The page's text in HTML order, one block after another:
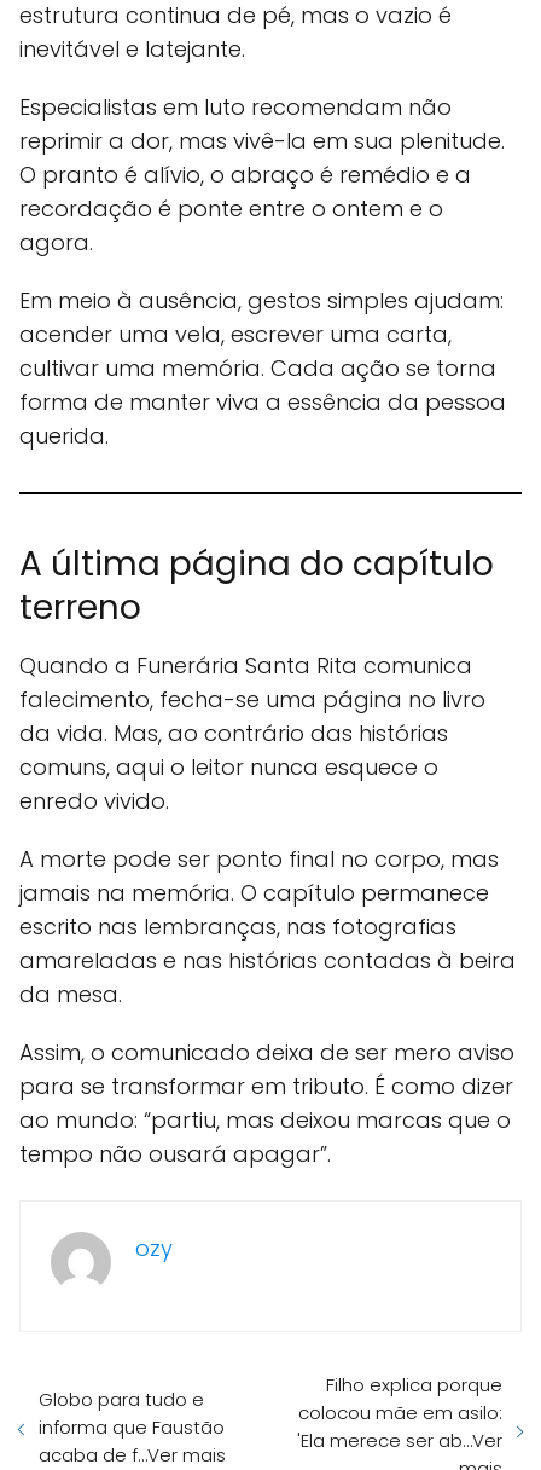
estrutura continua de pé, mas o vazio é
inevitável e latejante.
Especialistas em luto recomendam não
reprimir a dor, mas vivê-la em sua plenitude.
O pranto é alívio, o abraço é remédio e a
recordação é ponte entre o ontem e o
agora.
Em meio à ausência, gestos simples ajudam:
acender uma vela, escrever uma carta,
cultivar uma memória. Cada ação se torna
forma de manter viva a essência da pessoa
querida.
A última página do capítulo
terreno
Quando a Funerária Santa Rita comunica
falecimento, fecha-se uma página no livro
da vida. Mas, ao contrário das histórias
comuns, aqui o leitor nunca esquece o
enredo vivido.
A morte pode ser ponto final no corpo, mas
jamais na memória. O capítulo permanece
escrito nas lembranças, nas fotografias
amareladas e nas histórias contadas à beira
da mesa.
Assim, o comunicado deixa de ser mero aviso
para se transformar em tributo. É como dizer
ao mundo: “partiu, mas deixou marcas que o
tempo não ousará apagar”.
ozy
Globo para tudo e
informa que Faustão
acaba de f…Ver mais
Filho explica porque
colocou mãe em asilo:
'Ela merece ser ab…Ver